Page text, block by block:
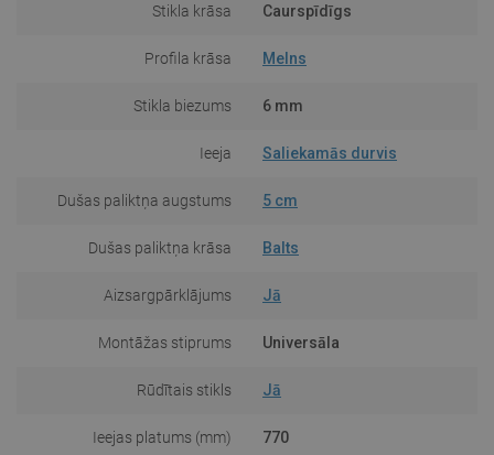
Stikla krāsa Caurspīdīgs
Profila krāsa Melns
Stikla biezums 6 mm
Ieeja Saliekamās durvis
Dušas paliktņa augstums 5 cm
Dušas paliktņa krāsa Balts
Aizsargpārklājums Jā
Montāžas stiprums Universāla
Rūdītais stikls Jā
Ieejas platums (mm) 770